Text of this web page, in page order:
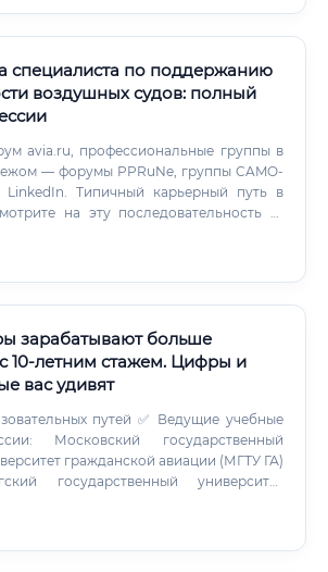
профессии?
специалиста по поддержанию
воздушных судов: полный
avia.ru, профессиональные группы в
— форумы PPRuNe, группы CAMO-
LinkedIn. Типичный карьерный путь в
группы → начальник отдела
в среднем 8–12 лет до уровня
специалиста.
зарабатывают больше
10-летним стажем. Цифры и
вас удивят
путей ✅ Ведущие учебные
гражданской авиации (МГТУ ГА)
государственный университет
авиации